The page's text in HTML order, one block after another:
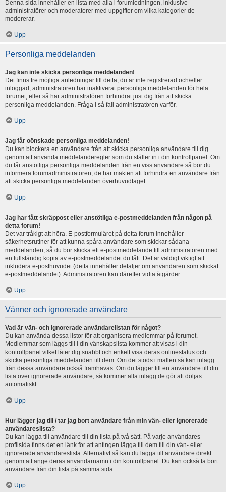
Denna sida innehåller en lista med alla i forumledningen, inklusive
administratörer och moderatorer med uppgifter om vilka kategorier de
modererar.
Upp
Personliga meddelanden
Jag kan inte skicka personliga meddelanden!
Det finns tre möjliga anledningar till detta; du är inte registrerad och/eller
inloggad, administratören har inaktiverat personliga meddelanden för hela
forumet, eller så har administratören förhindrat just dig från att skicka
personliga meddelanden. Fråga i så fall administratören varför.
Upp
Jag får oönskade personliga meddelanden!
Du kan blockera en användare från att skicka personliga användare till dig
genom att använda meddelanderegler som du ställer in i din kontrollpanel. Om
du får anstötliga personliga meddelanden från en viss användare så bör du
informera forumadministratören, de har makten att förhindra en användare från
att skicka personliga meddelanden överhuvudtaget.
Upp
Jag har fått skräppost eller anstötliga e-postmeddelanden från någon på
detta forum!
Det var tråkigt att höra. E-postformuläret på detta forum innehåller
säkerhetsrutiner för att kunna spåra användare som skickar sådana
meddelanden, så du bör skicka ett e-postmeddelande till administratören med
en fullständig kopia av e-postmeddelandet du fått. Det är väldigt viktigt att
inkludera e-posthuvudet (detta innehåller detaljer om användaren som skickat
e-postmeddelandet). Administratören kan därefter vidta åtgärder.
Upp
Vänner och ignorerade användare
Vad är vän- och ignorerade användarelistan för något?
Du kan använda dessa listor för att organisera medlemmar på forumet.
Medlemmar som läggs till i din vänskapslista kommer att visas i din
kontrollpanel vilket låter dig snabbt och enkelt visa deras onlinestatus och
skicka personliga meddelanden till dem. Om det stöds i mallen så kan inlägg
från dessa användare också framhävas. Om du lägger till en användare till din
lista över ignorerade användare, så kommer alla inlägg de gör att döljas
automatiskt.
Upp
Hur lägger jag till / tar jag bort användare från min vän- eller ignorerade
användareslista?
Du kan lägga till användare till din lista på två sätt. På varje användares
profilsida finns det en länk för att antingen lägga till dem till din vän- eller
ignorerade användareslista. Alternativt så kan du lägga till användare direkt
genom att ange deras användarnamn i din kontrollpanel. Du kan också ta bort
användare från din lista på samma sida.
Upp